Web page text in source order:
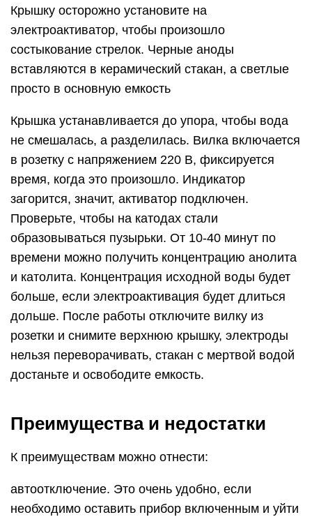
Крышку осторожно установите на
электроактиватор, чтобы произошло
состыкование стрелок. Черные аноды
вставляются в керамический стакан, а светлые
просто в основную емкость
Крышка устанавливается до упора, чтобы вода
не смешалась, а разделилась. Вилка включается
в розетку с напряжением 220 В, фиксируется
время, когда это произошло. Индикатор
загорится, значит, активатор подключен.
Проверьте, чтобы на катодах стали
образовываться пузырьки. От 10-40 минут по
времени можно получить концентрацию анолита
и католита. Концентрация исходной воды будет
больше, если электроактивация будет длиться
дольше. После работы отключите вилку из
розетки и снимите верхнюю крышку, электроды
нельзя переворачивать, стакан с мертвой водой
достаньте и освободите емкость.
Преимущества и недостатки
К преимуществам можно отнести:
автоотключение. Это очень удобно, если
необходимо оставить прибор включенным и уйти